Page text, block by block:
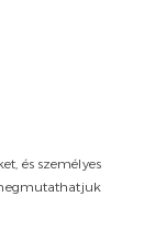
és személyes